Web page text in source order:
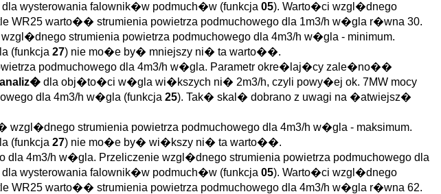
wysterowania falownik�w podmuch�w (funkcja 05). Warto�ci wzgl�dnego
WR25 warto�� strumienia powietrza podmuchowego dla 1m3/h w�gla r�wna 30.
strumienia powietrza podmuchowego dla 4m3/h w�gla - minimum.
(funkcja 27) nie mo�e by� mniejszy ni� ta warto��.
podmuchowego dla 4m3/h w�gla. Parametr okre�laj�cy zale�no��
dla obj�to�ci w�gla wi�kszych ni� 2m3/h, czyli powy�ej ok. 7MW mocy
dla 4m3/h w�gla (funkcja 25). Tak� skal� dobrano z uwagi na �atwiejsz�
wzgl�dnego strumienia powietrza podmuchowego dla 4m3/h w�gla - maksimum.
(funkcja 27) nie mo�e by� wi�kszy ni� ta warto��.
dla 4m3/h w�gla. Przeliczenie wzgl�dnego strumienia powietrza podmuchowego dla
wysterowania falownik�w podmuch�w (funkcja 05). Warto�ci wzgl�dnego
WR25 warto�� strumienia powietrza podmuchowego dla 4m3/h w�gla r�wna 62.